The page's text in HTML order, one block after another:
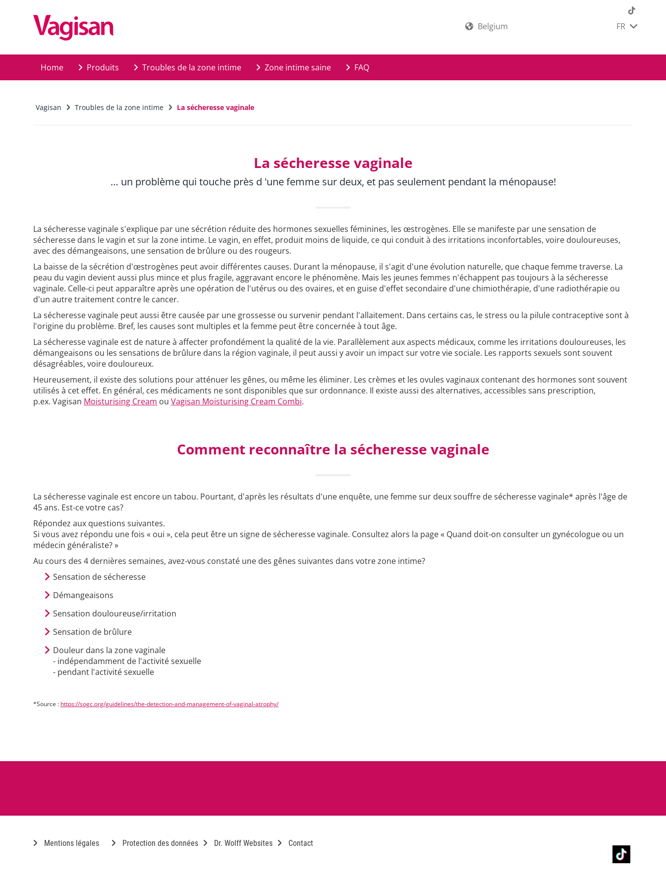
Belgium
FR
Home Produits Troubles de la zone intime Zone intime saine FAQ
Vagisan Troubles de la zone intime La sécheresse vaginale
La sécheresse vaginale
… un problème qui touche près d 'une femme sur deux, et pas seulement pendant la ménopause!
La sécheresse vaginale s'explique par une sécrétion réduite des hormones sexuelles féminines, les œstrogènes. Elle se manifeste par une sensation de
sécheresse dans le vagin et sur la zone intime. Le vagin, en effet, produit moins de liquide, ce qui conduit à des irritations inconfortables, voire douloureuses,
avec des démangeaisons, une sensation de brûlure ou des rougeurs.
La baisse de la sécrétion d'œstrogènes peut avoir différentes causes. Durant la ménopause, il s'agit d'une évolution naturelle, que chaque femme traverse. La
peau du vagin devient aussi plus mince et plus fragile, aggravant encore le phénomène. Mais les jeunes femmes n'échappent pas toujours à la sécheresse
vaginale. Celle-ci peut apparaître après une opération de l'utérus ou des ovaires, et en guise d'effet secondaire d'une chimiothérapie, d'une radiothérapie ou
d'un autre traitement contre le cancer.
La sécheresse vaginale peut aussi être causée par une grossesse ou survenir pendant l'allaitement. Dans certains cas, le stress ou la pilule contraceptive sont à
l'origine du problème. Bref, les causes sont multiples et la femme peut être concernée à tout âge.
La sécheresse vaginale est de nature à affecter profondément la qualité de la vie. Parallèlement aux aspects médicaux, comme les irritations douloureuses, les
démangeaisons ou les sensations de brûlure dans la région vaginale, il peut aussi y avoir un impact sur votre vie sociale. Les rapports sexuels sont souvent
désagréables, voire douloureux.
Heureusement, il existe des solutions pour atténuer les gênes, ou même les éliminer. Les crèmes et les ovules vaginaux contenant des hormones sont souvent
utilisés à cet effet. En général, ces médicaments ne sont disponibles que sur ordonnance. Il existe aussi des alternatives, accessibles sans prescription,
p.ex. Vagisan Moisturising Cream ou Vagisan Moisturising Cream Combi.
Comment reconnaître la sécheresse vaginale
La sécheresse vaginale est encore un tabou. Pourtant, d'après les résultats d'une enquête, une femme sur deux souffre de sécheresse vaginale* après l'âge de
45 ans. Est-ce votre cas?
Répondez aux questions suivantes.
Si vous avez répondu une fois « oui », cela peut être un signe de sécheresse vaginale. Consultez alors la page « Quand doit-on consulter un gynécologue ou un
médecin généraliste? »
Au cours des 4 dernières semaines, avez-vous constaté une des gênes suivantes dans votre zone intime?
Sensation de sécheresse
Démangeaisons
Sensation douloureuse/irritation
Sensation de brûlure
Douleur dans la zone vaginale
- indépendamment de l'activité sexuelle
- pendant l'activité sexuelle
*Source : https://sogc.org/guidelines/the-detection-and-management-of-vaginal-atrophy/
Mentions légales Protection des données Dr. Wolff Websites Contact